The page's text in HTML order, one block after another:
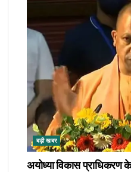
बड़ी खबर
अयोध्या विकास प्राधिकरण